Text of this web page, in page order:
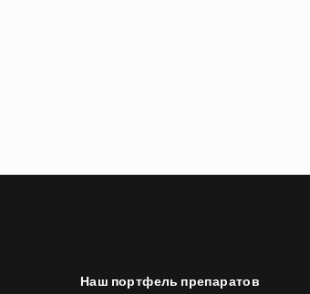
Наш портфель препаратов